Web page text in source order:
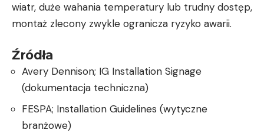
wiatr, duże wahania temperatury lub trudny dostęp,
montaż zlecony zwykle ogranicza ryzyko awarii.
Źródła
Avery Dennison; IG Installation Signage
(dokumentacja techniczna)
FESPA; Installation Guidelines (wytyczne
branżowe)